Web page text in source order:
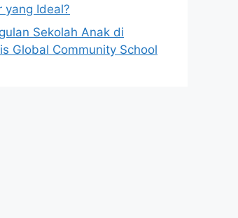
yang Ideal?
Sekolah Anak di
Global Community School